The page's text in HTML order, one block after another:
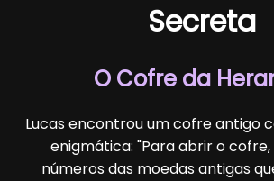
Secreta
O Cofre da
Lucas encontrou um cofre antigo
enigmática: "Para abrir o
números das moedas antigas